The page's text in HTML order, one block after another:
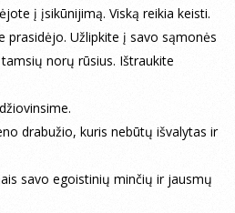
į įsikūnijimą. Viską reikia keisti.
prasidėjo. Užlipkite į savo sąmonės
norų rūsius. Ištraukite
drabužio, kuris nebūtų išvalytas ir
savo egoistinių minčių ir jausmų